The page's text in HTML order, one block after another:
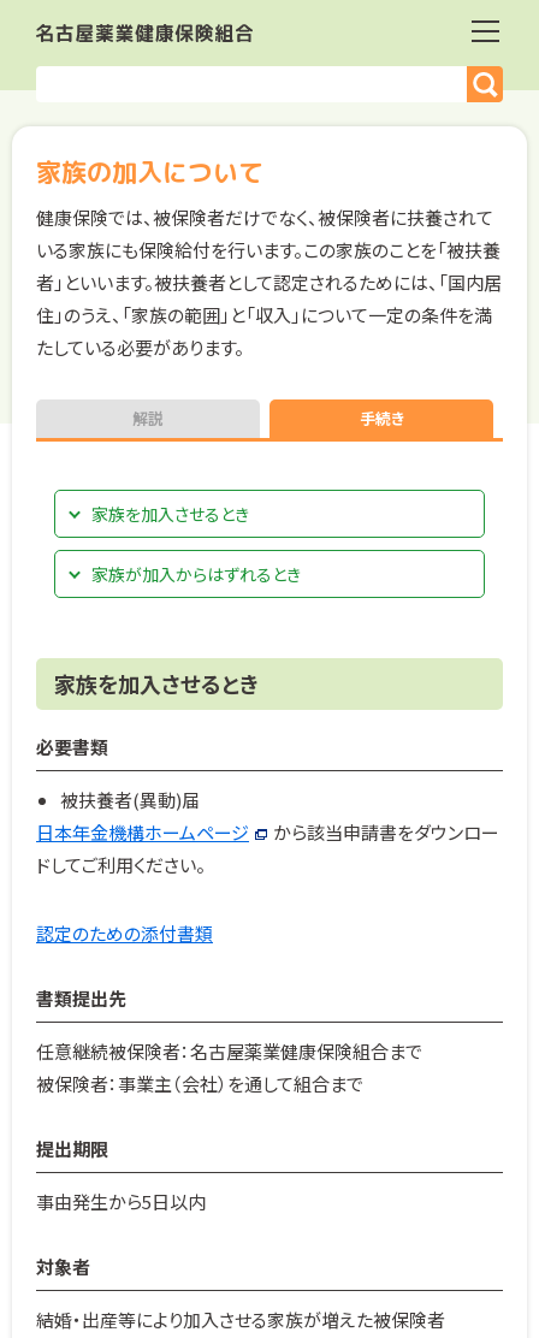
家族の加入について
健康保険では、被保険者だけでなく、被保険者に扶養されて
いる家族にも保険給付を行います。この家族のことを「被扶養
者」といいます。被扶養者として認定されるためには、「国内居
住」のうえ、「家族の範囲」と「収入」について一定の条件を満
たしている必要があります。
解説 手続き
家族を加入させるとき
家族が加入からはずれるとき
家族を加入させるとき
必要書類
被扶養者(異動)届
日本年金機構ホームページ
から該当申請書をダウンロー
ドしてご利用ください。
認定のための添付書類
書類提出先
任意継続被保険者：名古屋薬業健康保険組合まで
被保険者：事業主（会社）を通して組合まで
提出期限
事由発生から5日以内
対象者
結婚・出産等により加入させる家族が増えた被保険者